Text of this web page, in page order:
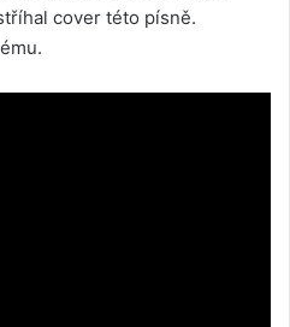
cover této písně.